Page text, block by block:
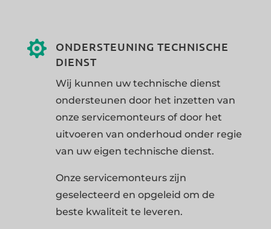

ONDERSTEUNING TECHNISCHE
DIENST
Wij kunnen uw technische dienst
ondersteunen door het inzetten van
onze servicemonteurs of door het
uitvoeren van onderhoud onder regie
van uw eigen technische dienst.
Onze servicemonteurs zijn
geselecteerd en opgeleid om de
beste kwaliteit te leveren.